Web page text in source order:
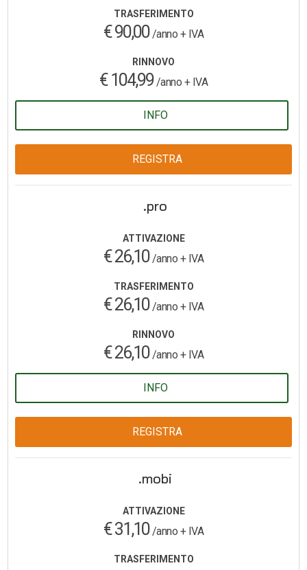
TRASFERIMENTO
€ 90,00 /anno + IVA
RINNOVO
€ 104,99/anno + IVA
INFO
REGISTRA
.pro
ATTIVAZIONE
€ 26,10/anno + IVA
TRASFERIMENTO
€ 26,10 /anno + IVA
RINNOVO
€ 26,10/anno + IVA
INFO
REGISTRA
.mobi
ATTIVAZIONE
€ 31,10/anno + IVA
TRASFERIMENTO